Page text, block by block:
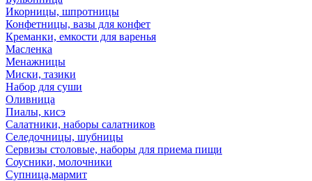
Икорницы, шпротницы
Конфетницы, вазы для конфет
Креманки, емкости для варенья
Масленка
Менажницы
Миски, тазики
Набор для суши
Оливница
Пиалы, кисэ
Салатники, наборы салатников
Селедочницы, шубницы
Сервизы столовые, наборы для приема пищи
Соусники, молочники
Супница,мармит